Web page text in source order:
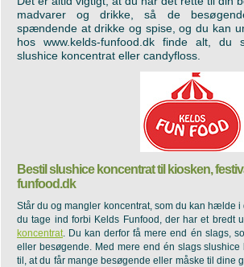
madvarer og drikke, så de
spændende at drikke og spise, og du kan
hos www.kelds-funfood.dk finde alt,
slushice koncentrat eller candyfloss.
Bestil slushice koncentrat til kiosken,
funfood.dk
Står du og mangler koncentrat, som du kan hælde
du tage ind forbi Kelds Funfood, der har et bredt
koncentrat. Du kan derfor få mere end én slags,
eller besøgende. Med mere end én slags
til, at du får mange besøgende eller måske til dine